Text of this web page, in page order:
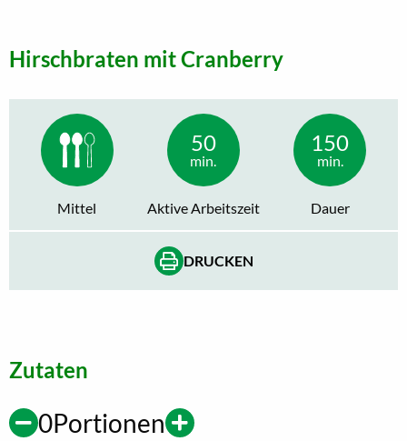
Hirschbraten mit Cranberry
Mittel
50
min.
Aktive Arbeitszeit
150
min.
Dauer
DRUCKEN
Zutaten
0Portionen